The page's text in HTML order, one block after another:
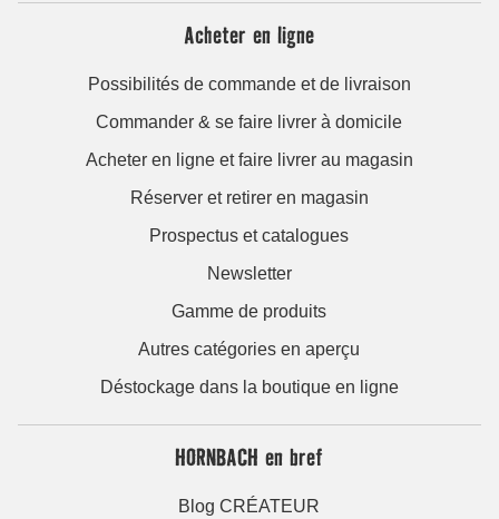
Acheter en ligne
Possibilités de commande et de livraison
Commander & se faire livrer à domicile
Acheter en ligne et faire livrer au magasin
Réserver et retirer en magasin
Prospectus et catalogues
Newsletter
Gamme de produits
Autres catégories en aperçu
Déstockage dans la boutique en ligne
HORNBACH en bref
Blog CRÉATEUR